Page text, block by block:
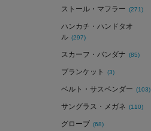
ストール・マフラー (271)
ハンカチ・ハンドタオ
ル (297)
スカーフ・バンダナ (85)
ブランケット (3)
ベルト・サスペンダー (103)
サングラス・メガネ (110)
グローブ (68)